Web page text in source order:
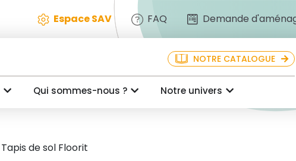
Espace SAV FAQ Demande
NOTRE CATALOGUE
Qui sommes-nous ? Notre univers
Tapis de sol Floorit